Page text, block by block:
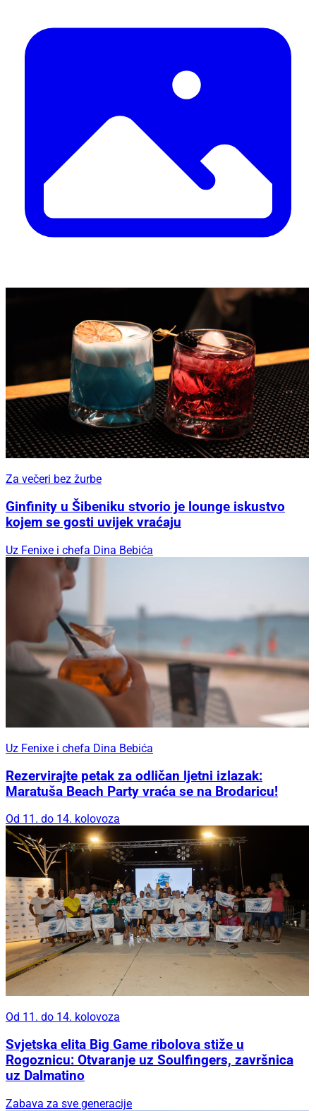
Za večeri bez žurbe
Ginfinity u Šibeniku stvorio je lounge iskustvo
kojem se gosti uvijek vraćaju
Uz Fenixe i chefa Dina Bebića
Uz Fenixe i chefa Dina Bebića
Rezervirajte petak za odličan ljetni izlazak:
Maratuša Beach Party vraća se na Brodaricu!
Od 11. do 14. kolovoza
Od 11. do 14. kolovoza
Svjetska elita Big Game ribolova stiže u
Rogoznicu: Otvaranje uz Soulfingers, završnica
uz Dalmatino
Zabava za sve generacije